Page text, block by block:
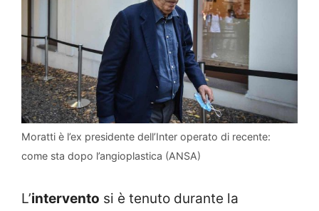
Moratti è l’ex presidente dell’Inter operato di recente:
come sta dopo l’angioplastica (ANSA)
L’intervento si è tenuto durante la